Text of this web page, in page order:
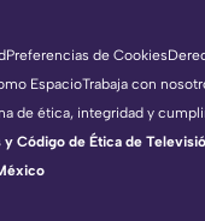
Preferencias de Cookies
EspacioTrabaja con
de ética, integridad y
Código de Ética de